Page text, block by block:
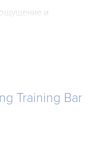
и
пригодным для
которые
валу, обеспечивая
покрытие
ощущения от
Training Bar